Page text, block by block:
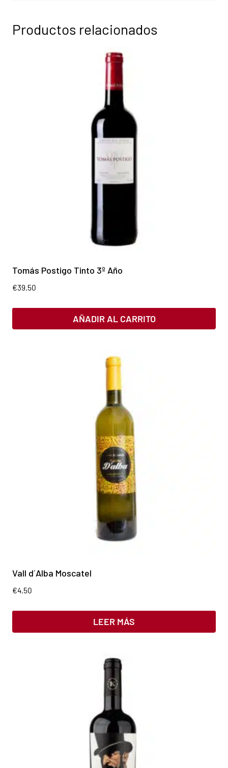
Productos relacionados
Tomás Postigo Tinto 3º Año
€39.50
AÑADIR AL CARRITO
Vall d´Alba Moscatel
€4.50
LEER MÁS